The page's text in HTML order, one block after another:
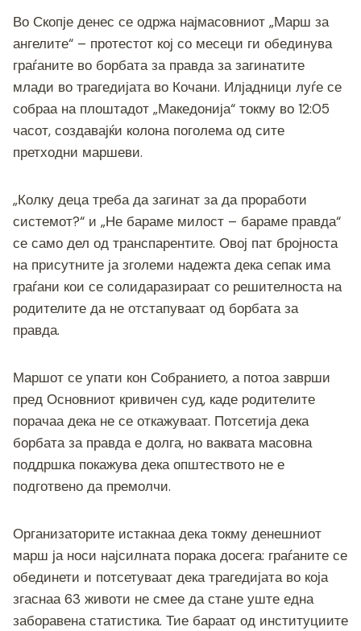
c
e
b
o
o
k
tt
er
ss
e
n
g
er
er e
gr
a
m
at
s
A
p
p
p
y
Li
n
k
ai
l e
Во Скопје денес се одржа најмасовниот „Марш за
ангелите“ – протестот кој со месеци ги обединува
граѓаните во борбата за правда за загинатите
млади во трагедијата во Кочани. Илјадници луѓе се
собраа на плоштадот „Македонија“ токму во 12:05
часот, создавајќи колона поголема од сите
претходни маршеви.
„Колку деца треба да загинат за да проработи
системот?“ и „Не бараме милост – бараме правда“
се само дел од транспарентите. Овој пат бројноста
на присутните ја зголеми надежта дека сепак има
граѓани кои се солидаразираат со решителноста на
родителите да не отстапуваат од борбата за
правда.
Маршот се упати кон Собранието, а потоа заврши
пред Основниот кривичен суд, каде родителите
порачаа дека не се откажуваат. Потсетија дека
борбата за правда е долга, но ваквата масовна
поддршка покажува дека општеството не е
подготвено да премолчи.
Организаторите истакнаа дека токму денешниот
марш ја носи најсилната порака досега: граѓаните се
обединети и потсетуваат дека трагедијата во која
згаснаа 63 животи не смее да стане уште една
заборавена статистика. Тие бараат од институциите